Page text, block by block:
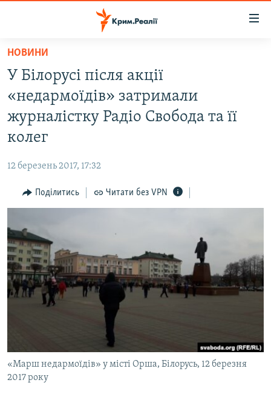
Перейти
основного
матеріалу
до
основної
Перейти
пошуку
ВОДА.КРИМ
ВІДЕО ТА ФОТО
ПОГЛЯД
ІНТЕРВ'Ю
СПЕЦПРОЕКТИ
ДЕПОРТАЦІЯ
ВІДЕОУРОКИ «ELIFBE»
СВІДЧЕННЯ ОКУПАЦІЇ
УКРАЇНСЬКА ПРОБЛЕМА КРИМУ
ЯК ОБІЙТИ БЛОКУВАННЯ
Русский
НОВИНИ
У Білорусі після акції
«недармоїдів» затримали
журналістку Радіо Свобода та її
колег
12 березень 2017, 17:32
Поділитись Читати без VPN
«Марш недармоїдів» у місті Орша, Білорусь, 12 березня
2017 року